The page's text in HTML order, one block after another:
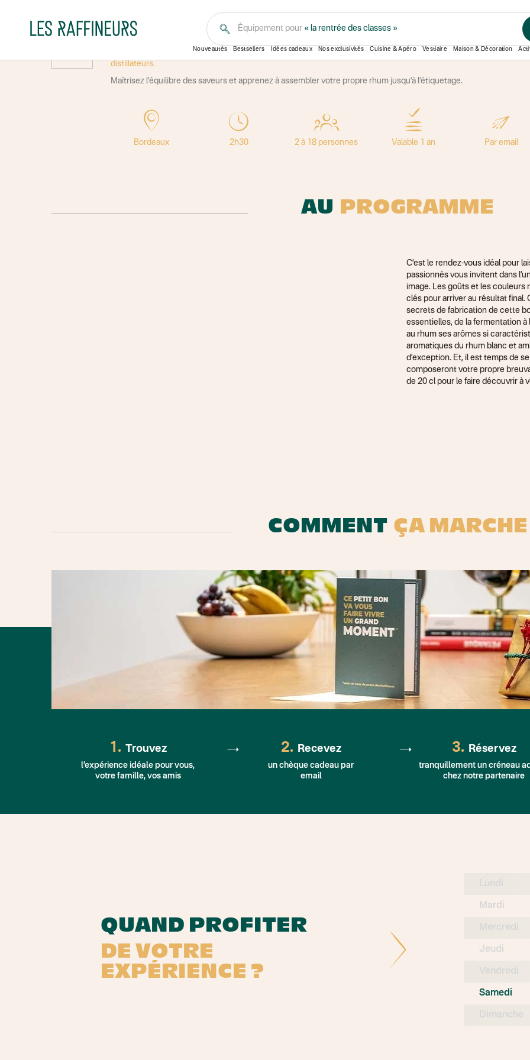
Équipement pour « la rentrée des classes »
Nouveautés Bestsellers Idées cadeaux Nos exclusivités Cuisine & Apéro Vestiaire Maison & Décoration
ASSEMBLER SON RHUM
Au cœur de la ville de Bordeaux, le long des berges de la Garonne et accompagné par Arnaud et Antoine,
distillateurs.
Maîtrisez l’équilibre des saveurs et apprenez à assembler votre propre rhum jusqu’à l’étiquetage.
Bordeaux 2h30 2 à 18 personnes Valable 1 an Par email
AU PROGRAMME
Découvrez
C’est le rendez-vous idéal pour
passionnés vous invitent dans
image. Les goûts et les couleurs
clés pour arriver au résultat final.
secrets de fabrication de cette
essentielles, de la fermentation
au rhum ses arômes si
aromatiques du rhum blanc et
d’exception. Et, il est temps de
composeront votre propre
de 20 cl pour le faire découvrir à
COMMENT ÇA MARCHE
1. Trouvez
l’expérience idéale pour vous,
votre famille, vos amis
2. Recevez
un chèque cadeau par
email
3. Réservez
tranquillement un créneau
chez notre partenaire
QUAND PROFITER
DE VOTRE
EXPÉRIENCE ?
Mardi
Jeudi
Samedi